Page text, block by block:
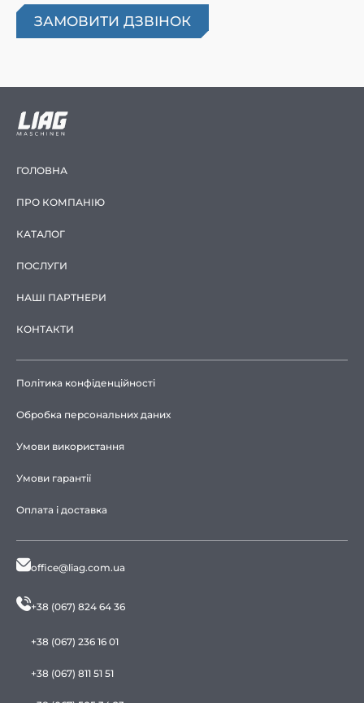
ГОЛОВНА
ПРО КОМПАНІЮ
КАТАЛОГ
ПОСЛУГИ
НАШІ ПАРТНЕРИ
КОНТАКТИ
Політика конфіденційності
Обробка персональних даних
Умови використання
Умови гарантії
Оплата і доставка
office@liag.com.ua
+38 (067) 824 64 36
+38 (067) 236 16 01
+38 (067) 811 51 51